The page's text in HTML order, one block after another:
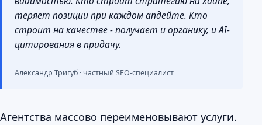
теряет позиции при каждом апдейте. Кто
строит на качестве - получает и органику, и AI-
цитирования в придачу.
Александр Тригуб · частный SEO-специалист
Агентства массово переименовывают услуги.